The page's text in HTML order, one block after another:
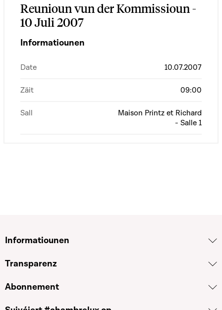
Reunioun vun der Kommissioun -
10 Juli 2007
Informatiounen
Date 10.07.2007
Zäit 09:00
Sall
Maison Printz et Richard
- Salle 1
Informatiounen
Transparenz
Abonnement